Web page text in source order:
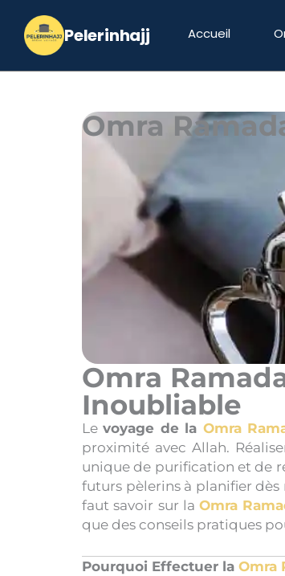
contenu
Accueil
Omra
Omra
Inoubliable
Levoyage de la Omra
proximité avec Allah.
unique de purification et de
futurs pèlerins à planifier
faut savoir sur laOmra
que des conseils pratiques
Pourquoi Effectuer la Omra